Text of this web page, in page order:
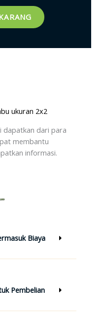
ukuran 2x2
dapatkan dari para
membantu
informasi.
Biaya
Pembelian